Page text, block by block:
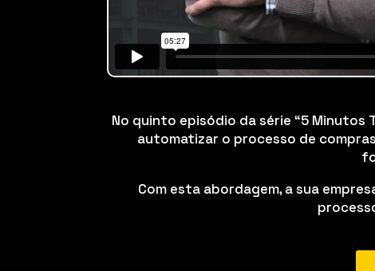
No quinto episódio da série “5 Minutos
automatizar o processo de
Com esta abordagem, a sua